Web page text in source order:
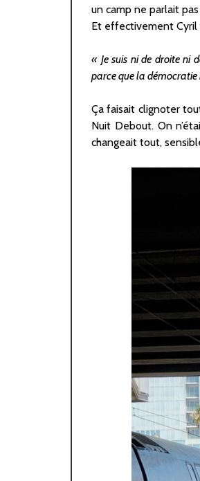
un camp ne parlait pas
Et effectivement Cyril
« Je suis ni de droite ni
parce que la démocratie
Ça faisait clignoter
Nuit Debout. On
changeait tout,